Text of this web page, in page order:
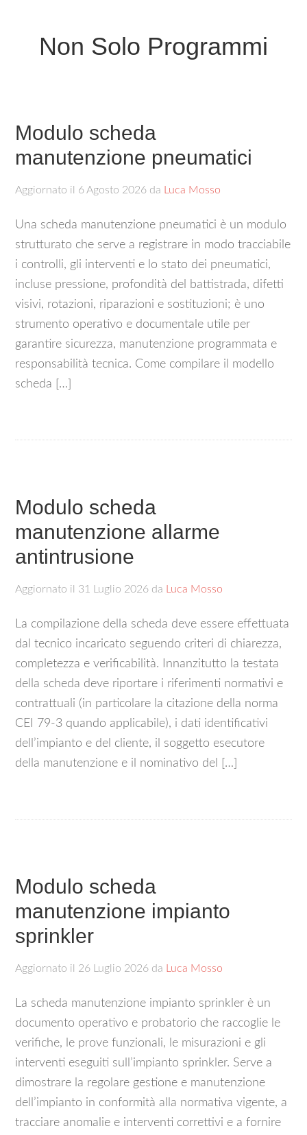
Non Solo Programmi
Modulo scheda
manutenzione pneumatici​
Aggiornato il 6 Agosto 2026 da Luca Mosso
Una scheda manutenzione pneumatici è un modulo
strutturato che serve a registrare in modo tracciabile
i controlli, gli interventi e lo stato dei pneumatici,
incluse pressione, profondità del battistrada, difetti
visivi, rotazioni, riparazioni e sostituzioni; è uno
strumento operativo e documentale utile per
garantire sicurezza, manutenzione programmata e
responsabilità tecnica. Come compilare il modello
scheda […]
Modulo scheda
manutenzione allarme
antintrusione​
Aggiornato il 31 Luglio 2026 da Luca Mosso
La compilazione della scheda deve essere effettuata
dal tecnico incaricato seguendo criteri di chiarezza,
completezza e verificabilità. Innanzitutto la testata
della scheda deve riportare i riferimenti normativi e
contrattuali (in particolare la citazione della norma
CEI 79‑3 quando applicabile), i dati identificativi
dell’impianto e del cliente, il soggetto esecutore
della manutenzione e il nominativo del […]
Modulo scheda
manutenzione impianto
sprinkler​
Aggiornato il 26 Luglio 2026 da Luca Mosso
La scheda manutenzione impianto sprinkler è un
documento operativo e probatorio che raccoglie le
verifiche, le prove funzionali, le misurazioni e gli
interventi eseguiti sull’impianto sprinkler. Serve a
dimostrare la regolare gestione e manutenzione
dell’impianto in conformità alla normativa vigente, a
tracciare anomalie e interventi correttivi e a fornire